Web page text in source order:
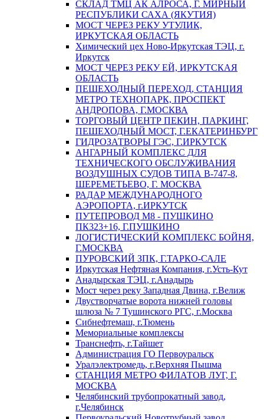
СКЛАД ТМЦ АК АЛРОСА, Г. МИРНЫЙ
РЕСПУБЛИКИ САХА (ЯКУТИЯ)
МОСТ ЧЕРЕЗ РЕКУ УТУЛИК,
ИРКУТСКАЯ ОБЛАСТЬ
Химический цех Ново-Иркутская ТЭЦ, г.
Иркутск
МОСТ ЧЕРЕЗ РЕКУ ЕЙ, ИРКУТСКАЯ
ОБЛАСТЬ
ПЕШЕХОДНЫЙ ПЕРЕХОД, СТАНЦИЯ
МЕТРО ТЕХНОПАРК, ПРОСПЕКТ
АНДРОПОВА, Г.МОСКВА
ТОРГОВЫЙ ЦЕНТР ПЕКИН, ПАРКИНГ,
ПЕШЕХОДНЫЙ МОСТ, Г.ЕКАТЕРИНБУРГ
ГИДРОЗАТВОРЫ ГЭС, Г.ИРКУТСК
АНГАРНЫЙ КОМПЛЕКС ДЛЯ
ТЕХНИЧЕСКОГО ОБСЛУЖИВАНИЯ
ВОЗДУШНЫХ СУДОВ ТИПА В-747-8,
ШЕРЕМЕТЬЕВО, Г. МОСКВА
РАДАР МЕЖДУНАРОДНОГО
АЭРОПОРТА, г.ИРКУТСК
ПУТЕПРОВОД М8 - ПУШКИНО
ПК323+16, Г.ПУШКИНО
ЛОГИСТИЧЕСКИЙ КОМПЛЕКС БОЙНЯ,
Г.МОСКВА
ПУРОВСКИЙ ЗПК, Г.ТАРКО-САЛЕ
Иркутская Нефтяная Компания, г.Усть-Кут
Анадырская ТЭЦ, г.Анадырь
Мост через реку Западная Двина, г.Велиж
Двустворчатые ворота нижней головы
шлюза № 7 Тушинского РГС, г.Москва
Сибнефтемаш, г.Тюмень
Мемориальные комплексы
Транснефть, г.Тайшет
Администрация ГО Первоуральск
Уралэлектромедь, г.Верхняя Пышма
СТАНЦИЯ МЕТРО ФИЛАТОВ ЛУГ, Г.
МОСКВА
Челябинский трубопрокатный завод,
г.Челябинск